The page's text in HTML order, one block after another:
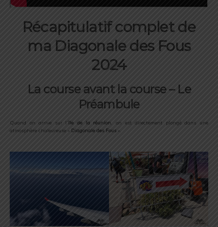
Récapitulatif complet de
ma Diagonale des Fous
2024
La course avant la course – Le
Préambule
Quand on arrive sur l’île de la réunion, on est directement plongé dans une
atmosphère chaleureuse « Diagonale des Fous ».